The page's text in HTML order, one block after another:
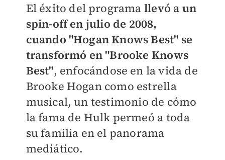
El éxito del programa llevó a un
spin-off en julio de 2008,
cuando "Hogan Knows Best" se
transformó en "Brooke Knows
Best", enfocándose en la vida de
Brooke Hogan como estrella
musical, un testimonio de cómo
la fama de Hulk permeó a toda
su familia en el panorama
mediático.